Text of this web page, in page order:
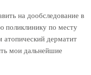
на дообследование в
поликлинику по месту
атопический дерматит
мои дальнейшие